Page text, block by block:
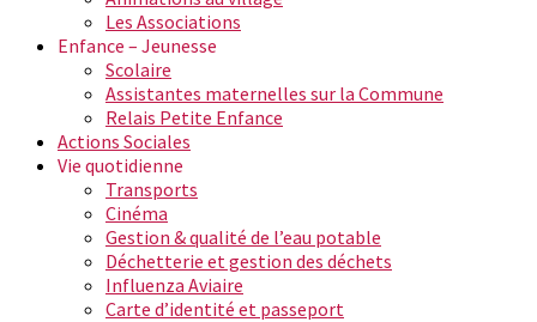
Les Associations
Enfance – Jeunesse
Scolaire
Assistantes maternelles sur la Commune
Relais Petite Enfance
Actions Sociales
Vie quotidienne
Transports
Cinéma
Gestion & qualité de l’eau potable
Déchetterie et gestion des déchets
Influenza Aviaire
Carte d’identité et passeport